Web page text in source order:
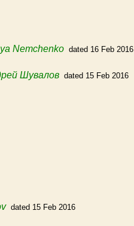
Nemchenko dated 16 Feb 2016
Шувалов dated 15 Feb 2016
dated 15 Feb 2016